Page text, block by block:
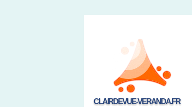
CLAIRDEVUE-VERANDA.FR